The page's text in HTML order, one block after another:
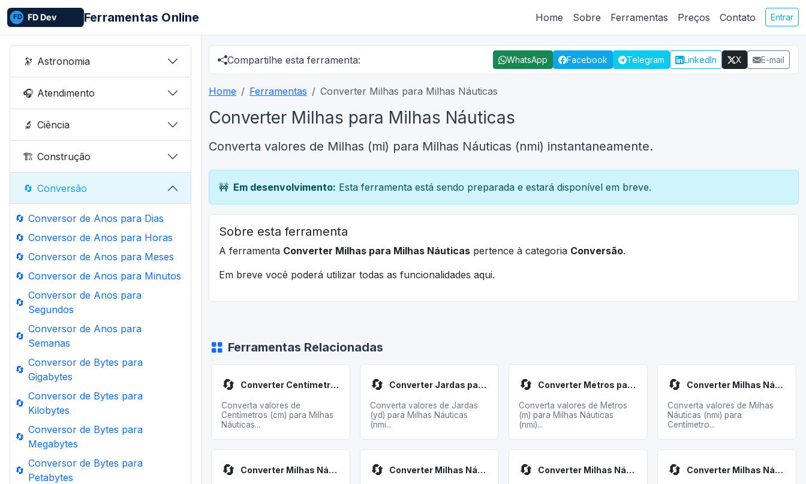
Ferramentas Online Home Sobre Ferramentas Preços Contato Entrar
🔭 Astronomia
🎧 Atendimento
🔬 Ciência
🏗️ Construção
🔄 Conversão
🔄 Conversor de Anos para Dias
🔄 Conversor de Anos para Horas
🔄 Conversor de Anos para Meses
🔄 Conversor de Anos para Minutos
🔄
Conversor de Anos para
Segundos
🔄
Conversor de Anos para
Semanas
🔄
Conversor de Bytes para
Gigabytes
🔄
Conversor de Bytes para
Kilobytes
🔄
Conversor de Bytes para
Megabytes
🔄
Conversor de Bytes para
Petabytes
Compartilhe esta ferramenta: WhatsApp Facebook Telegram LinkedIn X E-mail
Home Ferramentas Converter Milhas para Milhas Náuticas
Converter Milhas para Milhas Náuticas
Converta valores de Milhas (mi) para Milhas Náuticas (nmi) instantaneamente.
🚧 Em desenvolvimento: Esta ferramenta está sendo preparada e estará disponível em breve.
Sobre esta ferramenta
A ferramenta Converter Milhas para Milhas Náuticas pertence à categoria Conversão.
Em breve você poderá utilizar todas as funcionalidades aqui.
Ferramentas Relacionadas
🔄 Converter Centímetros para Milhas Náuticas
Converta valores de
Centímetros (cm) para Milhas
Náuticas...
🔄 Converter Jardas para Milhas Náuticas
Converta valores de Jardas
(yd) para Milhas Náuticas
(nmi...
🔄 Converter Metros para Milhas Náuticas
Converta valores de Metros
(m) para Milhas Náuticas
(nmi)...
🔄 Converter Milhas Náuticas para Centímetros
Converta valores de Milhas
Náuticas (nmi) para
Centímetro...
🔄 Converter Milhas Náuticas para Jardas 🔄 Converter Milhas Náuticas para Metros 🔄 Converter Milhas Náuticas para Milhas 🔄 Converter Milhas Náuticas para Milímetros